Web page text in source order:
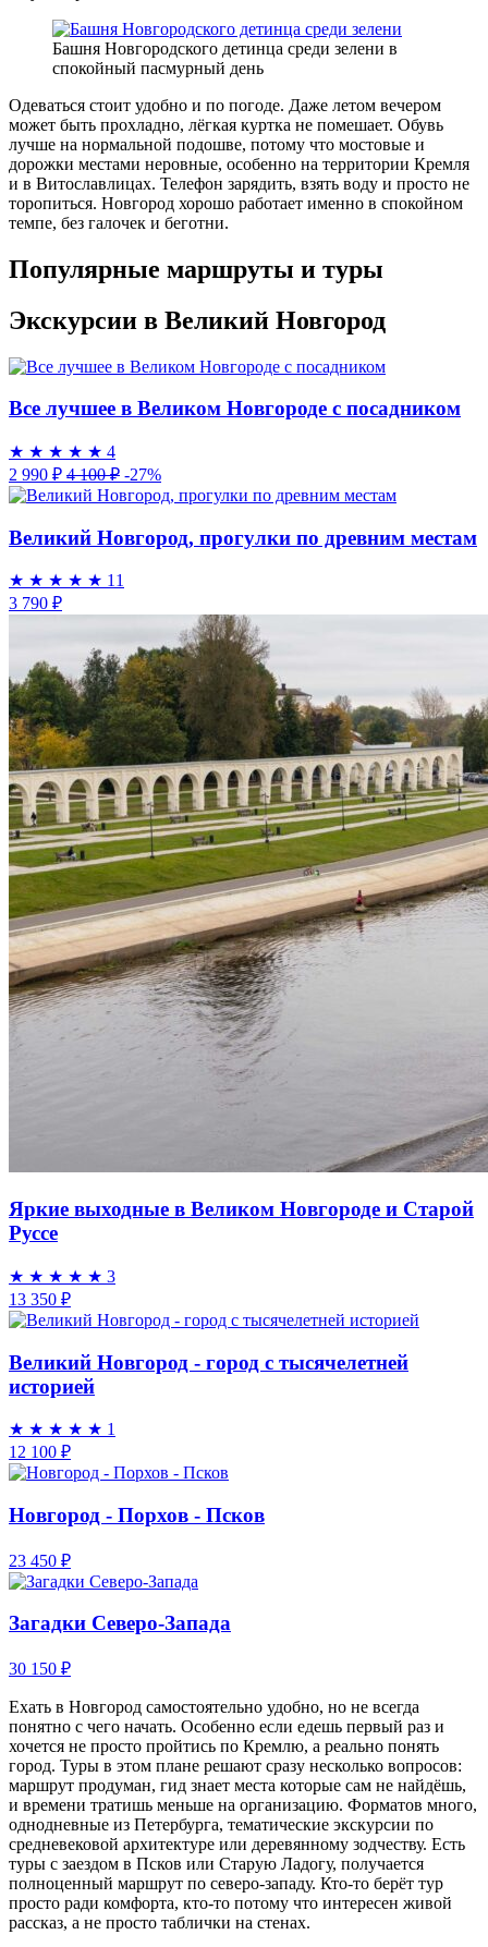
Башня Новгородского детинца среди зелени в
спокойный пасмурный день
Одеваться стоит удобно и по погоде. Даже летом вечером
может быть прохладно, лёгкая куртка не помешает. Обувь
лучше на нормальной подошве, потому что мостовые и
дорожки местами неровные, особенно на территории Кремля
и в Витославлицах. Телефон зарядить, взять воду и просто не
торопиться. Новгород хорошо работает именно в спокойном
темпе, без галочек и беготни.
Популярные маршруты и туры
Экскурсии в Великий Новгород
Все лучшее в Великом Новгороде с посадником
★ ★ ★ ★ ★ 4
2 990 ₽ 4 100 ₽ -27%
Великий Новгород, прогулки по древним местам
★ ★ ★ ★ ★ 11
3 790 ₽
Яркие выходные в Великом Новгороде и Старой
Руссе
★ ★ ★ ★ ★ 3
13 350 ₽
Великий Новгород - город с тысячелетней
историей
★ ★ ★ ★ ★ 1
12 100 ₽
Новгород - Порхов - Псков
23 450 ₽
Загадки Северо-Запада
30 150 ₽
Ехать в Новгород самостоятельно удобно, но не всегда
понятно с чего начать. Особенно если едешь первый раз и
хочется не просто пройтись по Кремлю, а реально понять
город. Туры в этом плане решают сразу несколько вопросов:
маршрут продуман, гид знает места которые сам не найдёшь,
и времени тратишь меньше на организацию. Форматов много,
однодневные из Петербурга, тематические экскурсии по
средневековой архитектуре или деревянному зодчеству. Есть
туры с заездом в Псков или Старую Ладогу, получается
полноценный маршрут по северо-западу. Кто-то берёт тур
просто ради комфорта, кто-то потому что интересен живой
рассказ, а не просто таблички на стенах.